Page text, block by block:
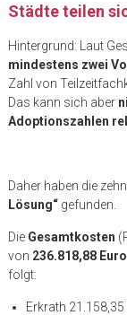
Städte teilen
Hintergrund: Laut
mindestens zwei
Zahl von
Das kann sich aber
Adoptionszahlen
Daher haben die
Lösung“gefunden.
Die Gesamtkosten
von 236.818,88 Euro
folgt:
Erkrath 21.158,35